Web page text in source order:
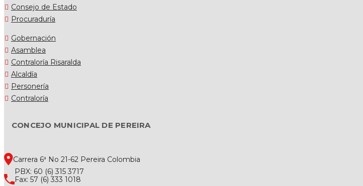
Consejo de Estado
Procuraduría
Gobernación
Asamblea
Contraloría Risaralda
Alcaldía
Personería
Contraloría
CONCEJO MUNICIPAL DE PEREIRA
Carrera 6ª No 21-62 Pereira Colombia
PBX: 60 (6) 315 3717
Fax: 57 (6) 333 1018